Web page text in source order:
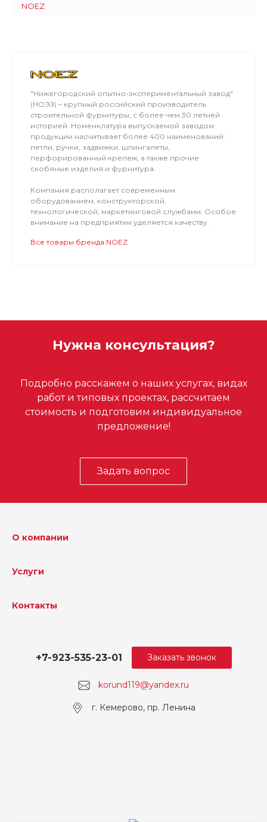
NOEZ
"Нижегородский опытно-экспериментальный завод"
(НОЭЗ) – крупный российский производитель
строительной фурнитуры, с более чем 30 летней
историей. Номенклатура выпускаемой заводом
продукции насчитывает более 400 наименований:
петли, ручки, задвижки, шпингалеты,
перфорированный крепеж, а также прочие
скобяные изделия и фурнитура.
Компания располагает современным
оборудованием, конструкторской,
технологической, маркетинговой службами. Особое
внимание на предприятии уделяется качеству.
Все товары бренда NOEZ
Нужна консультация?
Подробно расскажем о наших услугах, видах
работ и типовых проектах, рассчитаем
стоимость и подготовим индивидуальное
предложение!
Задать вопрос
О компании
Услуги
Контакты
korund119@yandex.ru
+7-923-535-23-01
г. Кемерово, пр. Ленина
Заказать звонок